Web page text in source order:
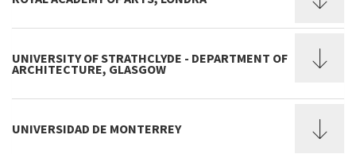
UNIVERSITY OF STRATHCLYDE - DEPARTMENT OF
ARCHITECTURE, GLASGOW
UNIVERSIDAD DE MONTERREY